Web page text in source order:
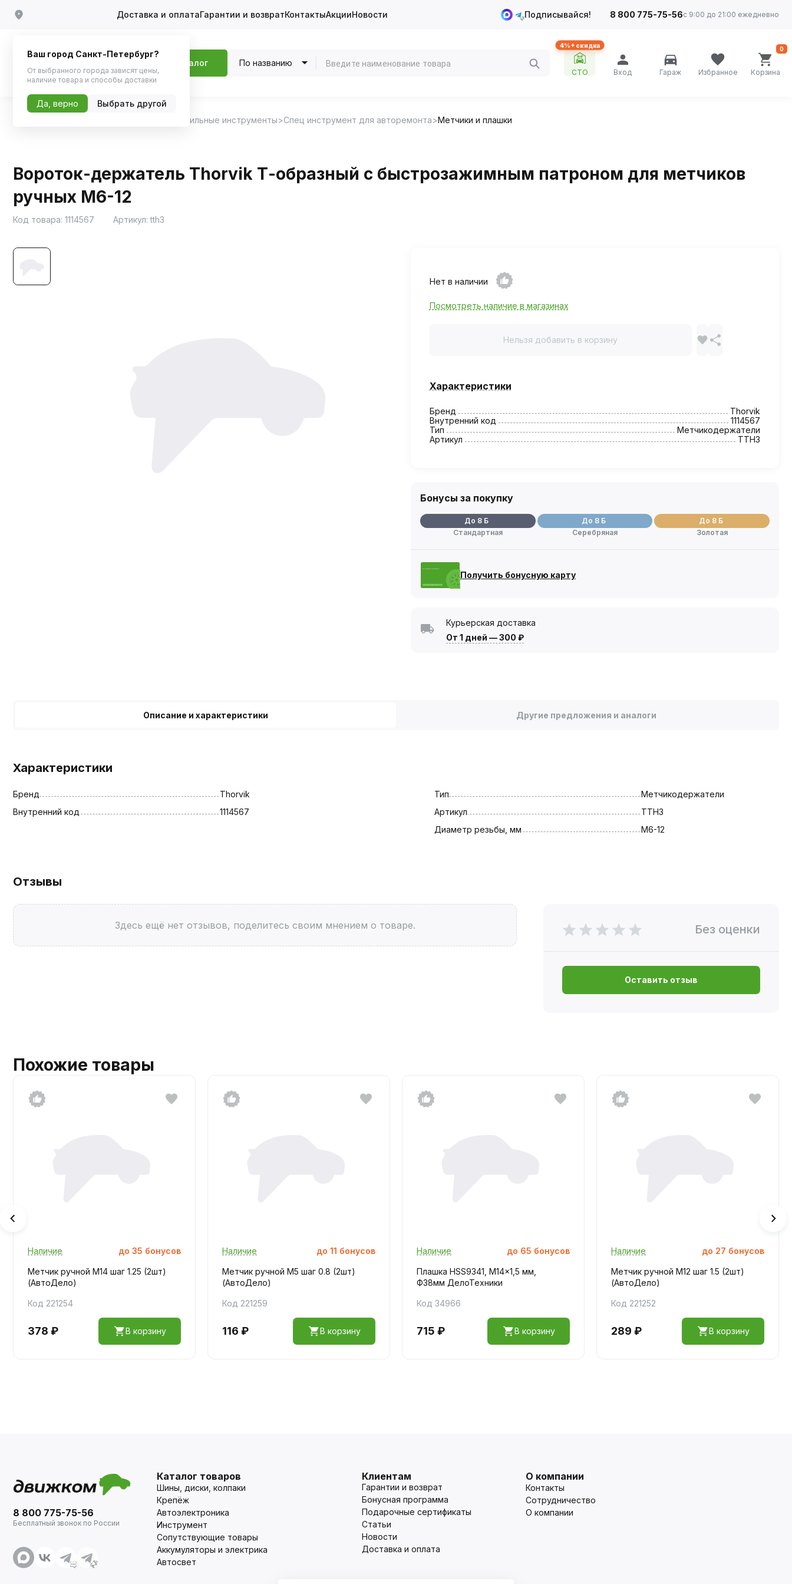
Доставка и оплатаГарантии и возвратКонтактыАкцииНовости Подписывайся! 8 800 775-75-56с 9:00 до 21:00 ежедневно
Каталог По названию
4%+ скидка
СТО Вход Гараж Избранное Корзина
0
Автомобильные инструменты Спец инструмент для авторемонта Метчики и плашки
Вороток-держатель Thorvik Т-образный с быстрозажимным патроном для метчиков
ручных M6-12
Код товара: 1114567 Артикул:tth3
Нет в наличии
Посмотреть наличие в магазинах
Нельзя добавить в корзину
Характеристики
Бренд
Thorvik
Внутренний код
1114567
Тип
Метчикодержатели
Артикул
TTH3
Бонусы за покупку
До 8 Б
Стандартная
До 8 Б
Серебряная
До 8 Б
Золотая
Получить бонусную карту
Курьерская доставка
От 1 дней —300 ₽
Описание и характеристики Другие предложения и аналоги
Характеристики
Бренд
Thorvik
Внутренний код
1114567
Тип
Метчикодержатели
Артикул
TTH3
Диаметр резьбы, мм
M6-12
Отзывы
Здесь ещё нет отзывов, поделитесь своим мнением о товаре. Без оценки
Оставить отзыв
Похожие товары
Наличие до 35 бонусов
Метчик ручной M14 шаг 1.25 (2шт)
(АвтоДело)
Код 221254
378 ₽ В корзину
Наличие до 11 бонусов
Метчик ручной M5 шаг 0.8 (2шт)
(АвтоДело)
Код 221259
116 ₽ В корзину
Наличие до 65 бонусов
Плашка HSS9341, M14x1,5 мм,
Ф38мм ДелоТехники
Код 34966
715 ₽ В корзину
Наличие до 27 бонусов
Метчик ручной M12 шаг 1.5 (2шт)
(АвтоДело)
Код 221252
289 ₽ В корзину
8 800 775-75-56
Бесплатный звонок по России
Каталог товаров
Шины, диски, колпаки
Крепёж
Автоэлектроника
Инструмент
Сопутствующие товары
Аккумуляторы и электрика
Автосвет
Клиентам
Гарантии и возврат
Бонусная программа
Подарочные сертификаты
Статьи
Новости
Доставка и оплата
О компании
Контакты
Сотрудничество
О компании
Ваш город Санкт-Петербург?
От выбранного города зависят цены,
наличие товара и способы доставки
Да, верно Выбрать другой